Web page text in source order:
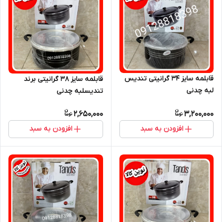
قابلمه سایز ۳۴ گرانیتی تندیس
لبه چدنی
3,200,000
افزودن به سبد
قابلمه سایز ۳۸ گرانیتی برند
تندیسلبه چدنی
2,650,000
افزودن به سبد